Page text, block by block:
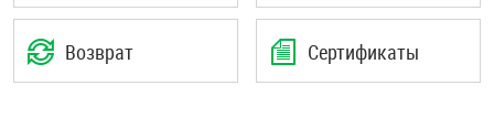
Возврат Сертификаты